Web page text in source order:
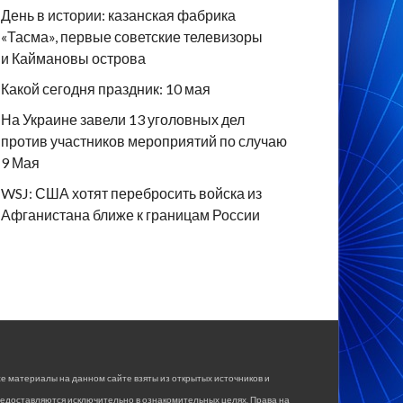
День в истории: казанская фабрика
«Тасма», первые советские телевизоры
и Каймановы острова
Какой сегодня праздник: 10 мая
На Украине завели 13 уголовных дел
против участников мероприятий по случаю
9 Мая
WSJ: США хотят перебросить войска из
Афганистана ближе к границам России
материалы на данном сайте взяты из открытых источников и
исключительно в ознакомительных целях. Права на